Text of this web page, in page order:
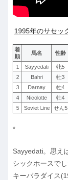
1995年のサセッ
着
順
馬名 性齢
1
Sayyedati 牝5
2
Bahri 牡3
3
Darnay 牡4
4
Nicolotte 牡4
5
Soviet Line せん5
*
Sayyedati。思え
シックホースで
キーパラダイス